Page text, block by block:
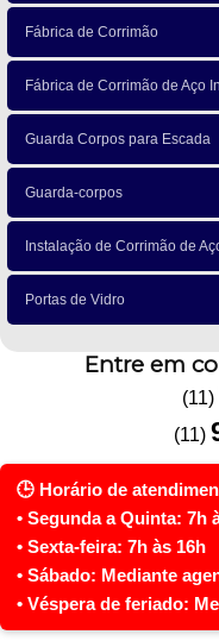
Fábrica de Corrimão
Fábrica de Corrimão de Aço
Guarda Corpos para Escada
Guarda-corpos
Instalação de Corrimão de
Portas de Vidro
Entre em
(11)
(11)